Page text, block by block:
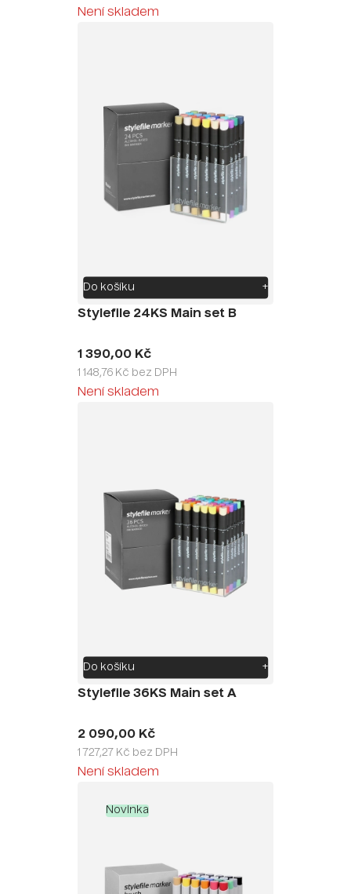
Není skladem
Do košíku +
Stylefile 24KS Main set B
1 390,00 Kč
1 148,76 Kč bez DPH
Není skladem
Do košíku +
Stylefile 36KS Main set A
2 090,00 Kč
1 727,27 Kč bez DPH
Není skladem
Novinka